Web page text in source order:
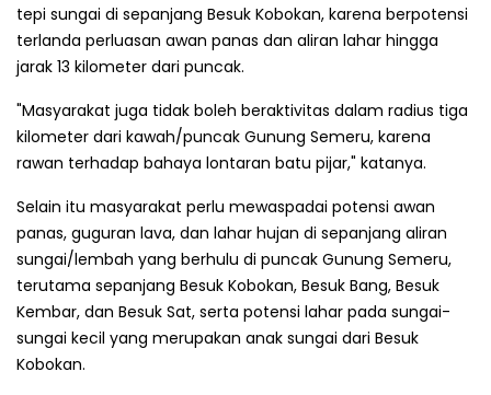
tepi sungai di sepanjang Besuk Kobokan, karena berpotensi
terlanda perluasan awan panas dan aliran lahar hingga
jarak 13 kilometer dari puncak.
"Masyarakat juga tidak boleh beraktivitas dalam radius tiga
kilometer dari kawah/puncak Gunung Semeru, karena
rawan terhadap bahaya lontaran batu pijar," katanya.
Selain itu masyarakat perlu mewaspadai potensi awan
panas, guguran lava, dan lahar hujan di sepanjang aliran
sungai/lembah yang berhulu di puncak Gunung Semeru,
terutama sepanjang Besuk Kobokan, Besuk Bang, Besuk
Kembar, dan Besuk Sat, serta potensi lahar pada sungai-
sungai kecil yang merupakan anak sungai dari Besuk
Kobokan.